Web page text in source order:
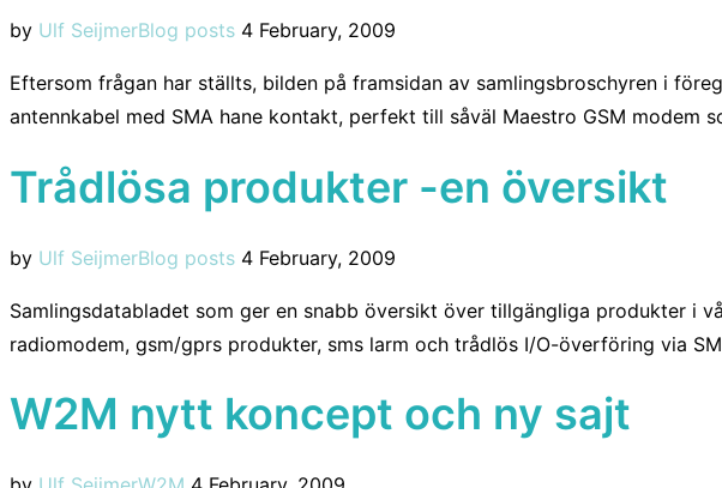
by Ulf SeijmerBlog postsPosted
4 February, 2009
Eftersom frågan har ställts, bilden på framsidan av samlingsbroschyren i
antennkabel med SMA hane kontakt, perfekt till såväl Maestro GSM modem
Trådlösa produkter -en översikt
by Ulf SeijmerBlog postsPosted
4 February, 2009
Samlingsdatabladet som ger en snabb översikt över tillgängliga produkter i
radiomodem, gsm/gprs produkter, sms larm och trådlös I/O-överföring via
W2M nytt koncept och ny sajt